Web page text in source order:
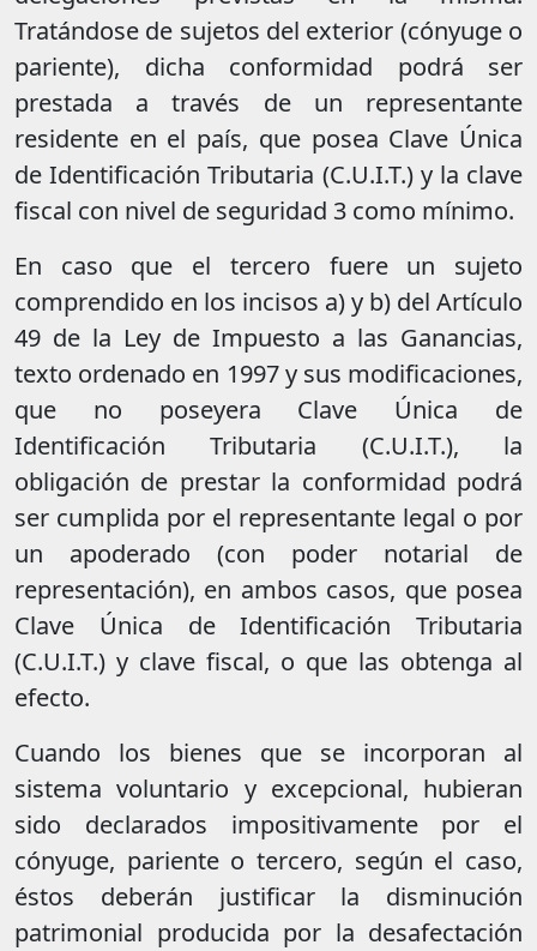
Tratándose de sujetos del exterior (cónyuge o
pariente), dicha conformidad podrá ser
prestada a través de un representante
residente en el país, que posea Clave Única
de Identificación Tributaria (C.U.I.T.) y la clave
fiscal con nivel de seguridad 3 como mínimo.
En caso que el tercero fuere un sujeto
comprendido en los incisos a) y b) del Artículo
49 de la Ley de Impuesto a las Ganancias,
texto ordenado en 1997 y sus modificaciones,
que no poseyera Clave Única de
Identificación Tributaria (C.U.I.T.), la
obligación de prestar la conformidad podrá
ser cumplida por el representante legal o por
un apoderado (con poder notarial de
representación), en ambos casos, que posea
Clave Única de Identificación Tributaria
(C.U.I.T.) y clave fiscal, o que las obtenga al
efecto.
Cuando los bienes que se incorporan al
sistema voluntario y excepcional, hubieran
sido declarados impositivamente por el
cónyuge, pariente o tercero, según el caso,
éstos deberán justificar la disminución
patrimonial producida por la desafectación